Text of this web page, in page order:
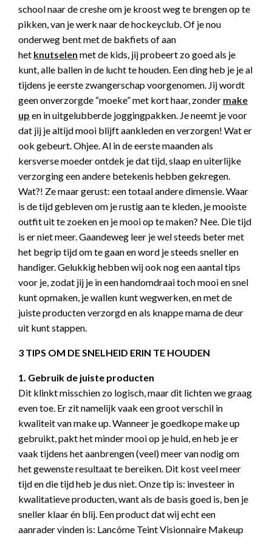
school naar de creshe om je kroost weg te brengen op te
pikken, van je werk naar de hockeyclub. Of je nou
onderweg bent met de bakfiets of aan
het knutselen met de kids, jij probeert zo goed als je
kunt, alle ballen in de lucht te houden. Een ding heb je je al
tijdens je eerste zwangerschap voorgenomen. Jij wordt
geen onverzorgde “moeke” met kort haar, zonder make
up en in uitgelubberde joggingpakken. Je neemt je voor
dat jij je altijd mooi blijft aankleden en verzorgen! Wat er
ook gebeurt. Ohjee. Al in de eerste maanden als
kersverse moeder ontdek je dat tijd, slaap en uiterlijke
verzorging een andere betekenis hebben gekregen.
Wat?! Ze maar gerust: een totaal andere dimensie. Waar
is de tijd gebleven om je rustig aan te kleden, je mooiste
outfit uit te zoeken en je mooi op te maken? Nee. Die tijd
is er niet meer. Gaandeweg leer je wel steeds beter met
het begrip tijd om te gaan en word je steeds sneller en
handiger. Gelukkig hebben wij ook nog een aantal tips
voor je, zodat jij je in een handomdraai toch mooi en snel
kunt opmaken, je wallen kunt wegwerken, en met de
juiste producten verzorgd en als knappe mama de deur
uit kunt stappen.
3 TIPS OM DE SNELHEID ERIN TE HOUDEN
1. Gebruik de juiste producten
Dit klinkt misschien zo logisch, maar dit lichten we graag
even toe. Er zit namelijk vaak een groot verschil in
kwaliteit van make up. Wanneer je goedkope make up
gebruikt, pakt het minder mooi op je huid, en heb je er
vaak tijdens het aanbrengen (veel) meer van nodig om
het gewenste resultaat te bereiken. Dit kost veel meer
tijd en die tijd heb je dus niet. Onze tip is: investeer in
kwalitatieve producten, want als de basis goed is, ben je
sneller klaar én blij. Een product dat wij echt een
aanrader vinden is: Lancôme Teint Visionnaire Makeup